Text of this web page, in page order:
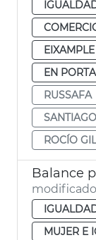
EIXAMPLE
EN
RUSSAFA
ROCÍO GIL
Balance
MUJER E